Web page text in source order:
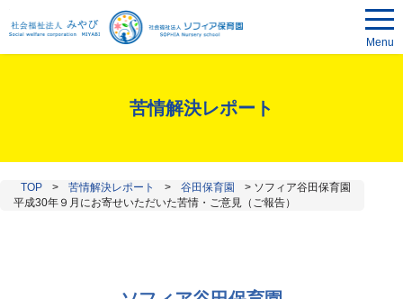
Menu
苦情解決レポート
TOP > 苦情解決レポート > 谷田保育園 > ソフィア谷田保育園
平成30年９月にお寄せいただいた苦情・ご意見（ご報告）